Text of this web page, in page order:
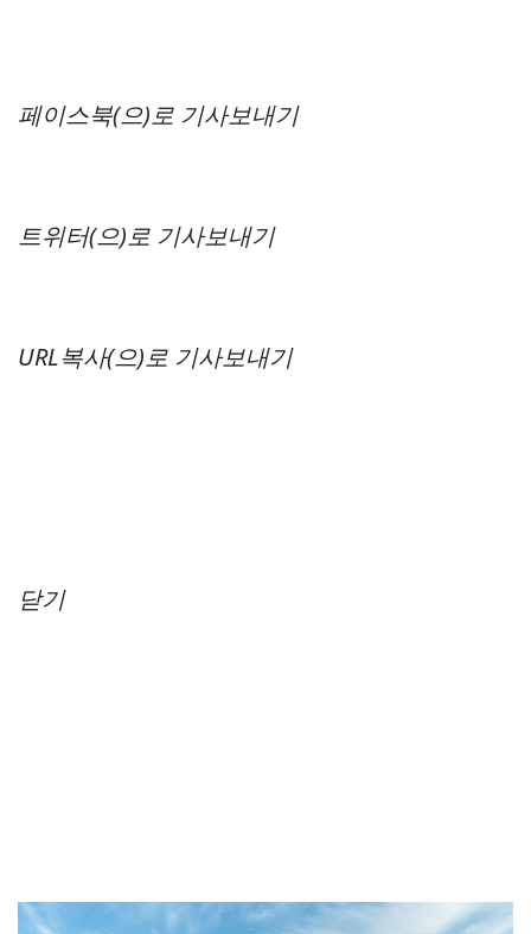
페이스북(으)로 기사보내기
트위터(으)로 기사보내기
URL복사(으)로 기사보내기
닫기